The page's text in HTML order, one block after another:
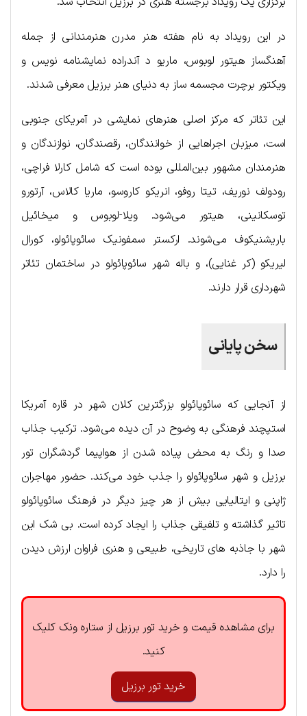
در این رویداد به نام هفته هنر مدرن هنرمندانی از جمله
آهنگساز هیتور لوبوس، ماریو د آندراده نمایشنامه نویس و
ویکتور برچرت مجسمه ساز به دنیای هنر برزیل معرفی شدند.
این تئاتر که مرکز اصلی هنرهای نمایشی در آمریکای جنوبی
است، میزبان اجراهایی از خوانندگان، رقصندگان، نوازندگان و
هنرمندان مشهور بین‌المللی بوده است که شامل کارلا فراچی،
رودولف نوریف، تیتا روفو، انریکو کاروسو، ماریا کالاس، آرتورو
توسکانینی، هیتور می‌شود. ویلا-لوبوس و میخائیل
باریشنیکوف می‌شوند. ارکستر سمفونیک سائوپائولو، کورال
لیریکو (کر غنایی)، و باله شهر سائوپائولو در ساختمان تئاتر
شهرداری قرار دارند.
سخن پایانی
از آنجایی که سائوپائولو بزرگترین کلان شهر در قاره آمریکا
استپچند فرهنگی به وضوح در آن دیده می‌شود. ترکیب جذاب
صدا و رنگ به محض پیاده شدن از هواپیما گردشگران تور
برزیل و شهر سائوپائولو را جذب خود می‌کند. حضور مهاجران
ژاپنی و ایتالیایی بیش از هر چیز دیگر در فرهنگ سائوپائولو
تاثیر گذاشته و تلفیقی جذاب را ایجاد کرده است. بی شک این
شهر با جاذبه های تاریخی، طبیعی و هنری فراوان ارزش دیدن
را دارد.
برای مشاهده قیمت و خرید تور برزیل از ستاره ونک کلیک
کنید.
خرید تور برزیل